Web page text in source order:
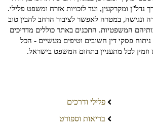
נדל"ן ומקרקעין, ועד לזכויות אזרח ומשפט פלילי.
ונגישה, במטרה לאפשר לציבור הרחב להבין טוב
המשפטיות. התכנים באתר כוללים מדריכים
פסקי דין חשובים וטיפים מעשיים - הכל
וזמין לכל מתעניין בתחום המשפט בישראל.
פלילי ודרכים
בריאות וספורט